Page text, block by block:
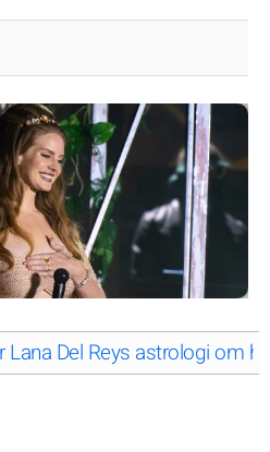
Lana Del Reys astrologi om